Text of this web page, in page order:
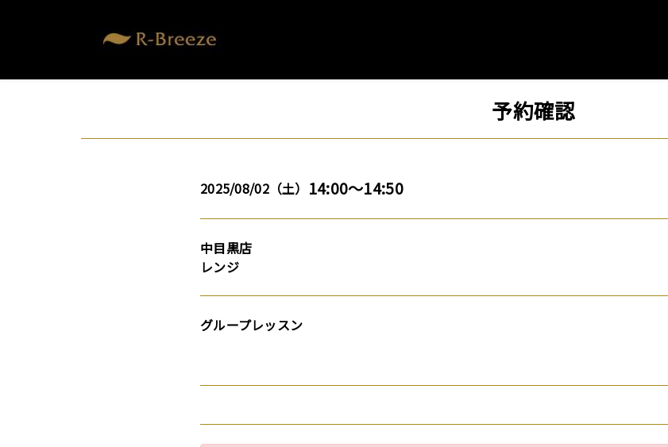
予約確認
2025/08/02（土） 14:00～14:50
中目黒店
レンジ
グループレッスン